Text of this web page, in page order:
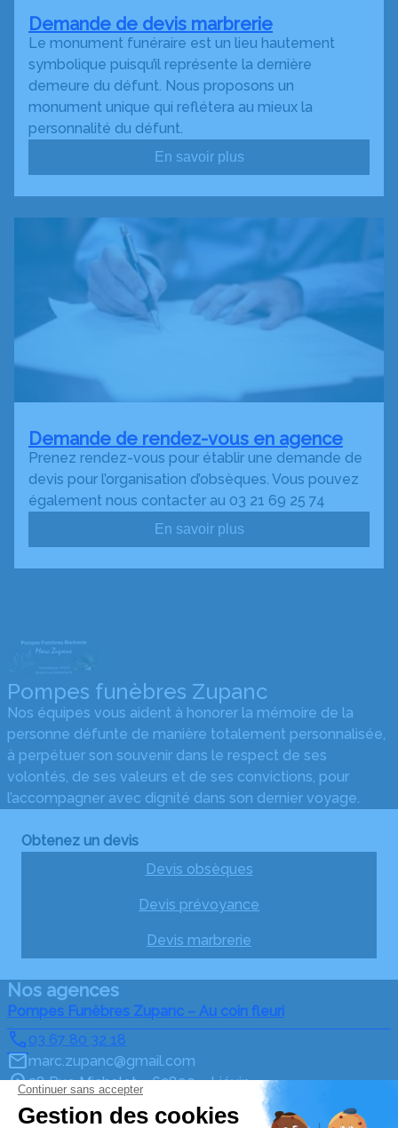
Demande de devis marbrerie
Le monument funéraire est un lieu hautement
symbolique puisqu’il représente la dernière
demeure du défunt. Nous proposons un
monument unique qui reflétera au mieux la
personnalité du défunt.
En savoir plus
Demande de rendez-vous en agence
Prenez rendez-vous pour établir une demande de
devis pour l’organisation d’obsèques. Vous pouvez
également nous contacter au 03 21 69 25 74
En savoir plus
Pompes funèbres Zupanc
Nos équipes vous aident à honorer la mémoire de la
personne défunte de manière totalement personnalisée,
à perpétuer son souvenir dans le respect de ses
volontés, de ses valeurs et de ses convictions, pour
l’accompagner avec dignité dans son dernier voyage.
Obtenez un devis
Devis obsèques
Devis prévoyance
Devis marbrerie
Nos agences
Pompes Funèbres Zupanc – Au coin fleuri
03 67 80 32 18
marc.zupanc@gmail.com
38 Rue Michelet – 62800 – Liévin
5/5 – 1 avis